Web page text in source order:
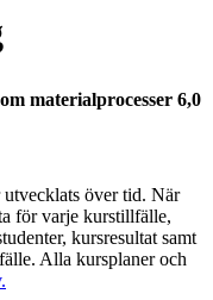
materialprocesser 6,0
utvecklats över tid. När
för varje kurstillfälle,
kursresultat samt
Alla kursplaner och
.